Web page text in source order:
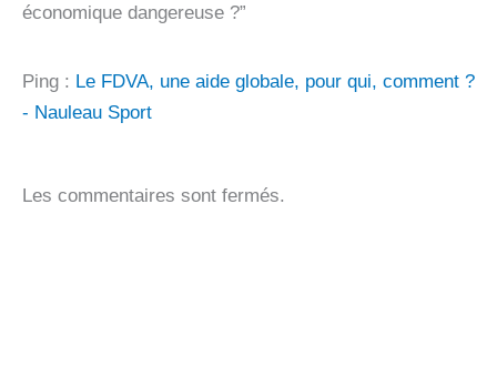
économique dangereuse ?”
Ping : Le FDVA, une aide globale, pour qui, comment ?
- Nauleau Sport
Les commentaires sont fermés.